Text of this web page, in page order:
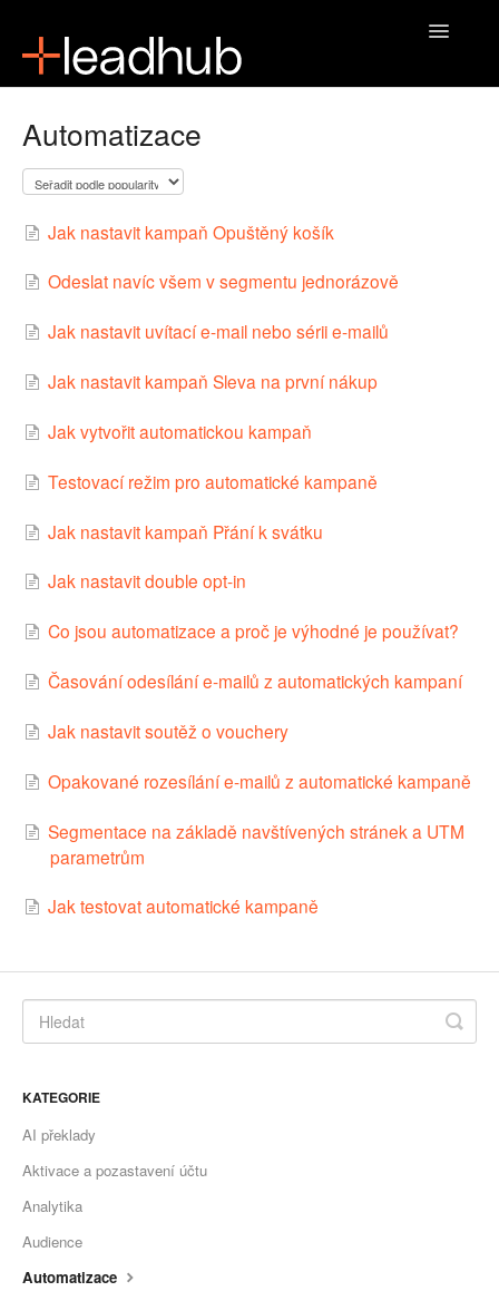
Toggle
Automatizace
Jak nastavit kampaň Opuštěný košík
Odeslat navíc všem v segmentu jednorázově
Jak nastavit uvítací e-mail nebo sérii e-mailů
Jak nastavit kampaň Sleva na první nákup
Jak vytvořit automatickou kampaň
Testovací režim pro automatické kampaně
Jak nastavit kampaň Přání k svátku
Jak nastavit double opt-in
Co jsou automatizace a proč je výhodné je používat?
Časování odesílání e-mailů z automatických kampaní
Jak nastavit soutěž o vouchery
Opakované rozesílání e-mailů z automatické kampaně
Segmentace na základě navštívených stránek a UTM
parametrům
Jak testovat automatické kampaně
KATEGORIE
AI překlady
Aktivace a pozastavení účtu
Analytika
Audience
Automatizace